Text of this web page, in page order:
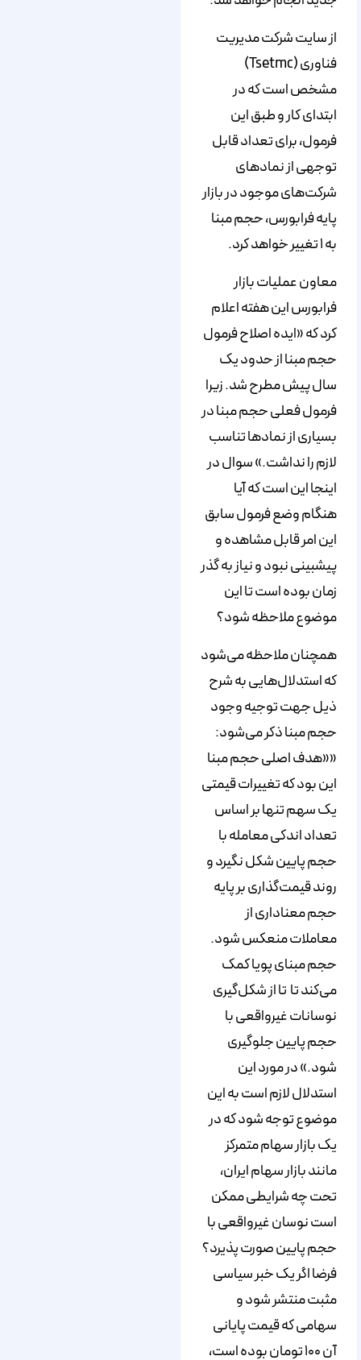
از سایت شرکت مدیریت
فناوری (Tsetmc)
مشخص است که در
ابتدای کار و طبق این
فرمول، برای تعداد قابل
توجهی از نمادهای
شرکت‌های موجود در بازار
پایه فرابورس، حجم مبنا
به ۱ تغییر خواهد کرد.
معاون عملیات بازار
فرابورس این هفته اعلام
کرد که «ایده اصلاح فرمول
حجم مبنا از حدود یک
سال پیش مطرح شد. زیرا
فرمول فعلی حجم مبنا در
بسیاری از نمادها تناسب
لازم را نداشت.» سوال در
اینجا این است که آیا
هنگام وضع فرمول سابق
این امر قابل مشاهده و
پیش‎بینی نبود و نیاز به گذر
زمان بوده است تا این
موضوع ملاحظه شود؟
همچنان ملاحظه می‌شود
که استدلال‌هایی به شرح
ذیل جهت توجیه وجود
حجم مبنا ذکر می‌شود:
««هدف اصلی حجم مبنا
این بود که تغییرات قیمتی
یک سهم تنها بر اساس
تعداد اندکی معامله با
حجم پایین شکل نگیرد و
روند قیمت‌گذاری بر پایه
حجم معناداری از
معاملات منعکس شود.
حجم مبنای پویا کمک
می‌کند تا تا از شکل‌گیری
نوسانات غیرواقعی با
حجم پایین جلوگیری
شود.» در مورد این
استدلال لازم است به این
موضوع توجه شود که در
یک بازار سهام متمرکز
مانند بازار سهام ایران،
تحت چه شرایطی ممکن
است نوسان غیرواقعی با
حجم پایین صورت پذیرد؟
فرضا اگر یک خبر سیاسی
مثبت منتشر شود و
سهامی که قیمت پایانی
آن ۱۰۰ تومان بوده است،